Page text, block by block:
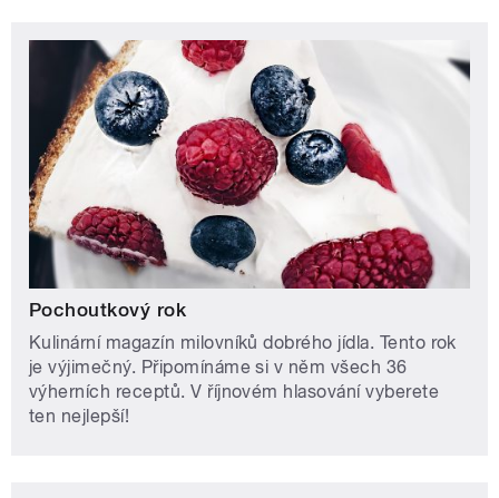
Pochoutkový rok
Kulinární magazín milovníků dobrého jídla. Tento rok
je výjimečný. Připomínáme si v něm všech 36
výherních receptů. V říjnovém hlasování vyberete
ten nejlepší!